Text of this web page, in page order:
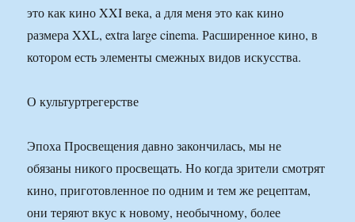
это как кино XXI века, а для меня это как кино
размера XXL, extra large cinema. Расширенное кино, в
котором есть элементы смежных видов искусства.
О культуртрегерстве
Эпоха Просвещения давно закончилась, мы не
обязаны никого просвещать. Но когда зрители смотрят
кино, приготовленное по одним и тем же рецептам,
они теряют вкус к новому, необычному, более